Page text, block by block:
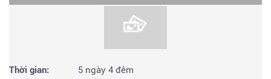
Thời gian:
5 ngày 4 đêm